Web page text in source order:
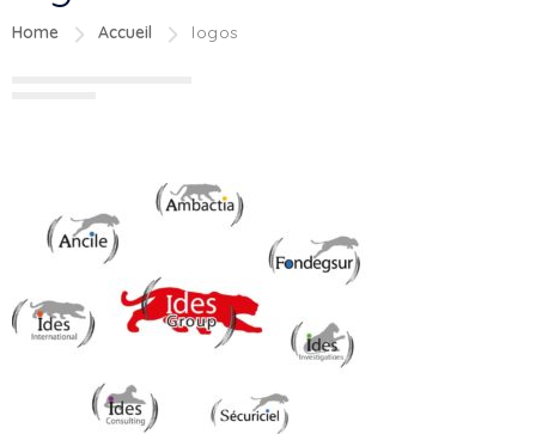
Home Accueil logos